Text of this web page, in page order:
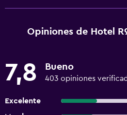
Opiniones de Hotel
7,8 Bueno
403 opiniones
Excelente